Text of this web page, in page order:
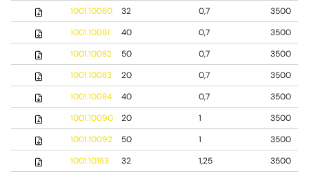
1001.10080
32 0,7
3500
1001.10081
40 0,7
3500
1001.10082
50 0,7
3500
1001.10083
20 0,7
3500
1001.10084
40 0,7
3500
1001.10090
20 1
3500
1001.10092
50 1
3500
1001.10153
32 1,25
3500